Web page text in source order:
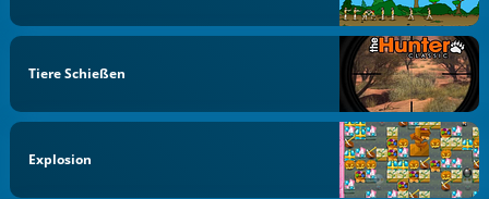
Tiere Schießen
Explosion